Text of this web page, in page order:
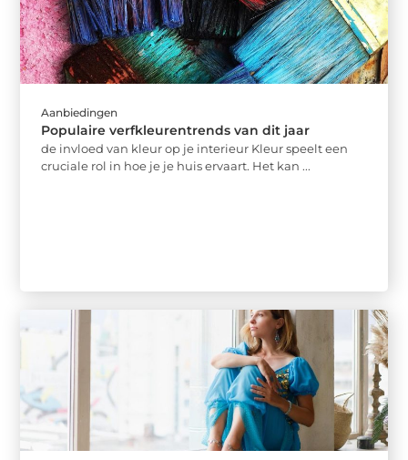
Aanbiedingen
Populaire verfkleurentrends van dit jaar
de invloed van kleur op je interieur Kleur speelt een
cruciale rol in hoe je je huis ervaart. Het kan ...